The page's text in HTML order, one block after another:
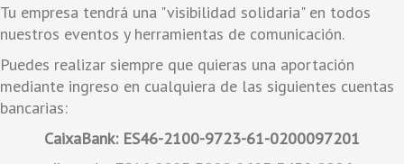
Tu empresa tendrá una "visibilidad solidaria" en todos
nuestros eventos y herramientas de comunicación.
Puedes realizar siempre que quieras una aportación
mediante ingreso en cualquiera de las siguientes cuentas
bancarias:
CaixaBank: ES46-2100-9723-61-0200097201